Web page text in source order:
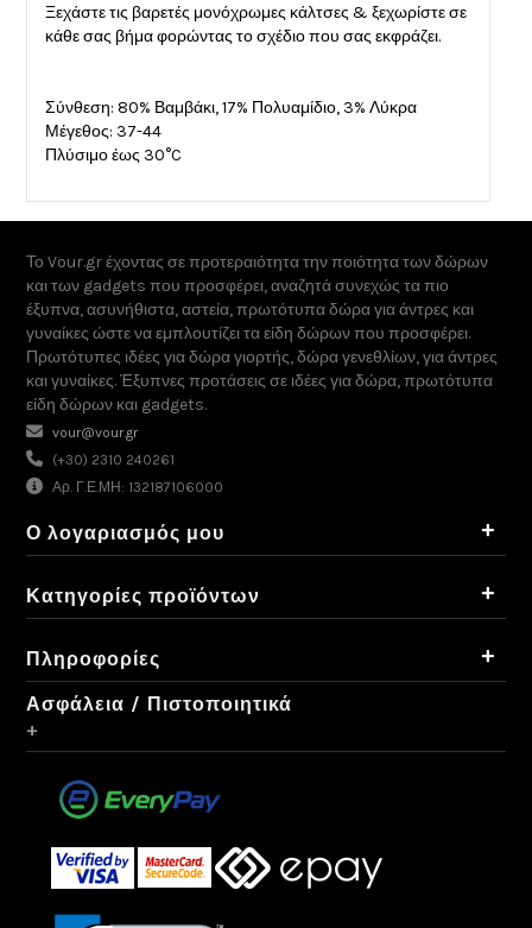
Ξεχάστε τις βαρετές μονόχρωμες κάλτσες & ξεχωρίστε σε
κάθε σας βήμα φορώντας το σχέδιο που σας εκφράζει.
Σύνθεση: 80% Βαμβάκι, 17% Πολυαμίδιο, 3% Λύκρα
Μέγεθος: 37-44
Πλύσιμο έως 30°C
Το Vour.gr έχοντας σε προτεραιότητα την ποιότητα των δώρων
και των gadgets που προσφέρει, αναζητά συνεχώς τα πιο
έξυπνα, ασυνήθιστα, αστεία, πρωτότυπα δώρα για άντρες και
γυναίκες ώστε να εμπλουτίζει τα είδη δώρων που προσφέρει.
Πρωτότυπες ιδέες για δώρα γιορτής, δώρα γενεθλίων, για άντρες
και γυναίκες. Έξυπνες προτάσεις σε ιδέες για δώρα, πρωτότυπα
είδη δώρων και gadgets.
vour@vour.gr
(+30) 2310 240261
Αρ. Γ.Ε.ΜΗ: 132187106000
Ο λογαριασμός μου +
Κατηγορίες προϊόντων +
Πληροφορίες +
Ασφάλεια / Πιστοποιητικά
+